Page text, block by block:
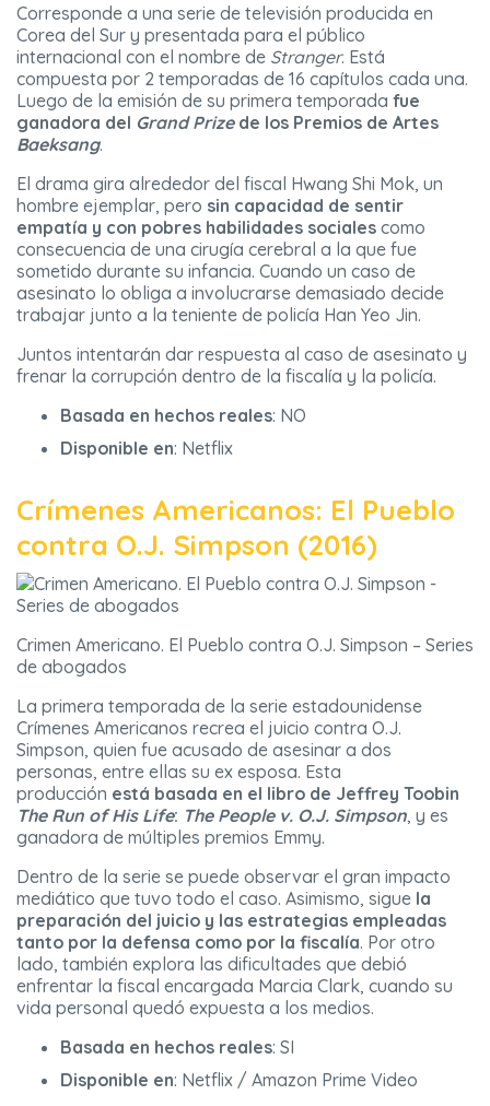
Corresponde a una serie de televisión producida en
Corea del Sur y presentada para el público
internacional con el nombre de Stranger. Está
compuesta por 2 temporadas de 16 capítulos cada una.
Luego de la emisión de su primera temporada fue
ganadora del Grand Prizede los Premios de Artes
Baeksang.
El drama gira alrededor del fiscal Hwang Shi Mok, un
hombre ejemplar, pero sin capacidad de sentir
empatía y con pobres habilidades sociales como
consecuencia de una cirugía cerebral a la que fue
sometido durante su infancia. Cuando un caso de
asesinato lo obliga a involucrarse demasiado decide
trabajar junto a la teniente de policía Han Yeo Jin.
Juntos intentarán dar respuesta al caso de asesinato y
frenar la corrupción dentro de la fiscalía y la policía.
Basada en hechos reales: NO
Disponible en: Netflix
Crímenes Americanos: El Pueblo
contra O.J. Simpson (2016)
Crimen Americano. El Pueblo contra O.J. Simpson – Series
de abogados
La primera temporada de la serie estadounidense
Crímenes Americanos recrea el juicio contra O.J.
Simpson, quien fue acusado de asesinar a dos
personas, entre ellas su ex esposa. Esta
producción está basada en el libro de Jeffrey Toobin
The Run of His Life: The People v. O.J. Simpson, y es
ganadora de múltiples premios Emmy.
Dentro de la serie se puede observar el gran impacto
mediático que tuvo todo el caso. Asimismo, sigue la
preparación del juicio y las estrategias empleadas
tanto por la defensa como por la fiscalía. Por otro
lado, también explora las dificultades que debió
enfrentar la fiscal encargada Marcia Clark, cuando su
vida personal quedó expuesta a los medios.
Basada en hechos reales: SI
Disponible en: Netflix / Amazon Prime Video